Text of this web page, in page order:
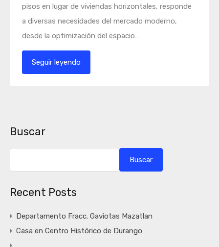
pisos en lugar de viviendas horizontales, responde
a diversas necesidades del mercado moderno,
desde la optimización del espacio…
Seguir leyendo
Buscar
Buscar
Recent Posts
Departamento Fracc. Gaviotas Mazatlan
Casa en Centro Histórico de Durango